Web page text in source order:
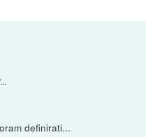
definirati...